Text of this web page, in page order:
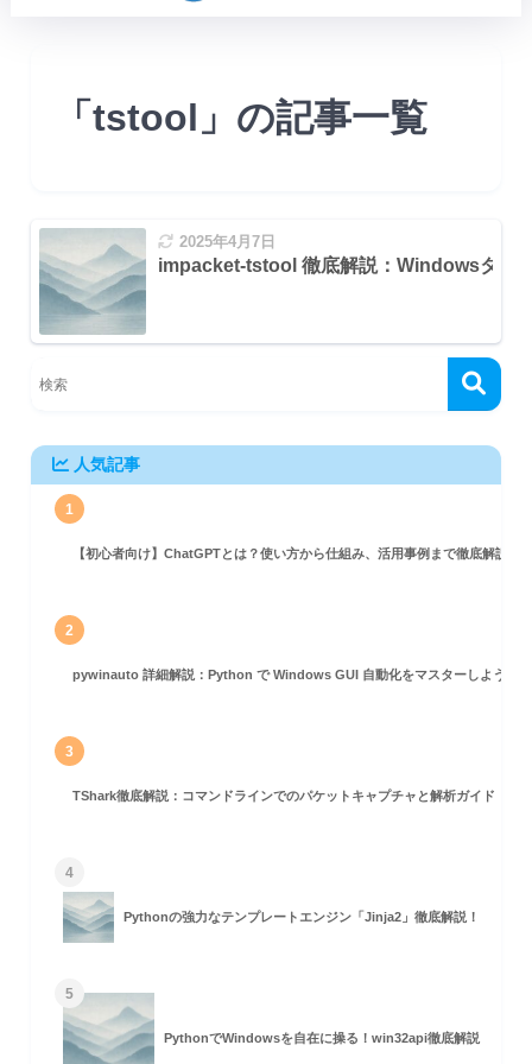
「tstool」の記事一覧
2025年4月7日
impacket-tstool 徹底解説：Windowsター
人気記事
1
【初心者向け】ChatGPTとは？使い方から仕組み、活用事例まで徹底解説
2
pywinauto 詳細解説：Python で Windows GUI 自動化をマスターしよう！
3
TShark徹底解説：コマンドラインでのパケットキャプチャと解析ガイド
4
Pythonの強力なテンプレートエンジン「Jinja2」徹底解説！
5
PythonでWindowsを自在に操る！win32api徹底解説